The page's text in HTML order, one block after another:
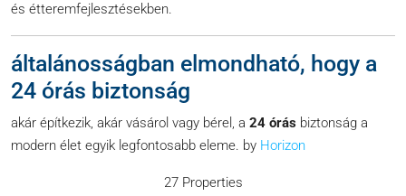
és étteremfejlesztésekben.
általánosságban elmondható, hogy a
24 órás biztonság
akár építkezik, akár vásárol vagy bérel, a 24 órás biztonság a
modern élet egyik legfontosabb eleme. by Horizon
27 Properties